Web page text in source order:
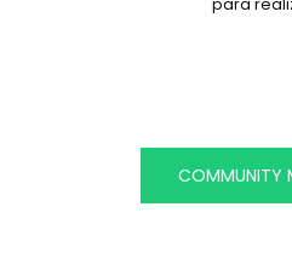
COMMUNITY